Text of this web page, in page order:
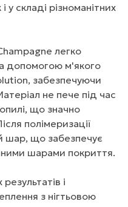
у складі різноманітних
легко
допомогою м'якого
забезпечуючи
не пече під час
що значно
полімеризації
шар, що забезпечує
шарами покриття.
і
з нігтьовою